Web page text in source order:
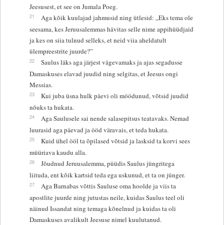
Jeesusest, et see on Jumala Poeg.
21
Aga kõik kuulajad jahmusid ning ütlesid: „Eks tema ole
seesama, kes Jeruusalemmas hävitas selle nime appihüüdjaid
ja kes on siia tulnud selleks, et neid viia aheldatult
ülempreestrite juurde?”
22
Saulus läks aga järjest vägevamaks ja ajas segadusse
Damaskuses elavad juudid ning selgitas, et Jeesus ongi
Messias.
23
Kui juba üsna hulk päevi oli möödunud, võtsid juudid
nõuks ta hukata.
24
Aga Saulusele sai nende salasepitsus teatavaks. Nemad
luurasid aga päevad ja ööd väravais, et teda hukata.
25
Kuid ühel ööl ta õpilased võtsid ja lasksid ta korvi sees
müüriava kaudu alla.
26
Jõudnud Jeruusalemma, püüdis Saulus jüngritega
liituda, ent kõik kartsid teda ega uskunud, et ta on jünger.
27
Aga Barnabas võttis Sauluse oma hoolde ja viis ta
apostlite juurde ning jutustas neile, kuidas Saulus teel oli
näinud Issandat ning temaga kõnelnud ja kuidas ta oli
Damaskuses avalikult Jeesuse nimel kuulutanud.